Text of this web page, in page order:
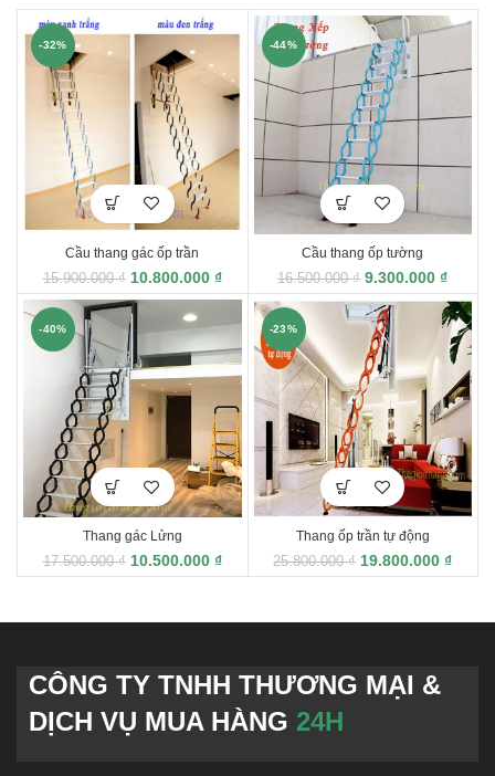
-32%
Cầu thang gác ốp trần
15.900.000₫ 10.800.000 ₫
-44%
Cầu thang ốp tường
16.500.000₫ 9.300.000 ₫
-40%
Thang gác Lửng
17.500.000₫ 10.500.000 ₫
-23%
Thang ốp trần tự động
25.800.000₫ 19.800.000 ₫
CÔNG TY TNHH THƯƠNG MẠI &
DỊCH VỤ MUA HÀNG 24H